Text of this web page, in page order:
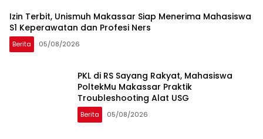
Izin Terbit, Unismuh Makassar Siap Menerima Mahasiswa
S1 Keperawatan dan Profesi Ners
Berita 05/08/2026
PKL di RS Sayang Rakyat, Mahasiswa
PoltekMu Makassar Praktik
Troubleshooting Alat USG
Berita 05/08/2026